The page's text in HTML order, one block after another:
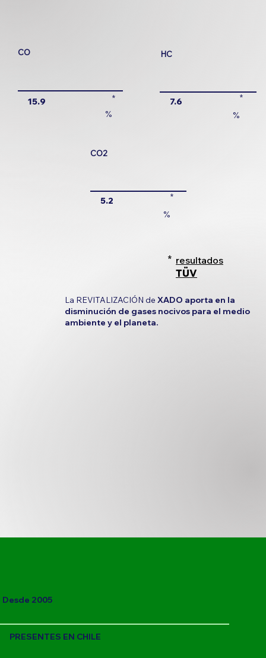
Desde 2005
PRESENTES EN CHILE
15.9
%
*
HC
7.6
%
*
CO2
5.2
%
*
* resultados
TÜV
CO
La REVITALIZACIÓN de XADO aporta en la
disminución de gases nocivos para el medio
ambiente y el planeta.